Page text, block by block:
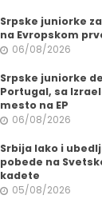
Srpske juniorke
na Evropskom
06/08/2026
Srpske juniorke
Portugal, sa
mesto na EP
06/08/2026
Srbija lako i
pobede na
kadete
05/08/2026